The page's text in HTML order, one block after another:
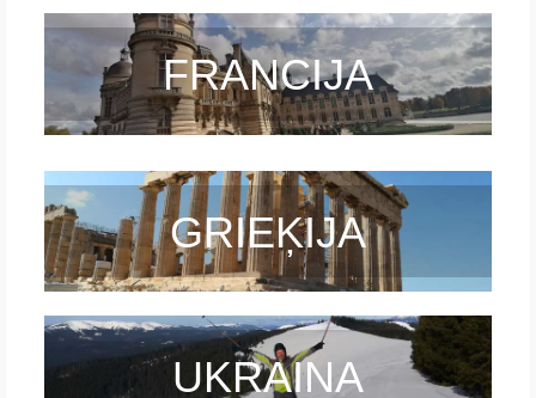
Ukraina
Latvija
Indonēzija
FRANCIJA
GRIEĶIJA
UKRAINA